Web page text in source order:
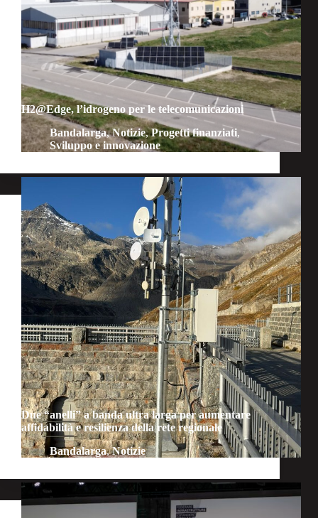
H2@Edge, l’idrogeno per le telecomunicazioni
Bandalarga,Notizie,Progetti finanziati,
Sviluppo e innovazione
Due “anelli” a banda ultra larga per aumentare
affidabilità e resilienza della rete regionale
Bandalarga,Notizie